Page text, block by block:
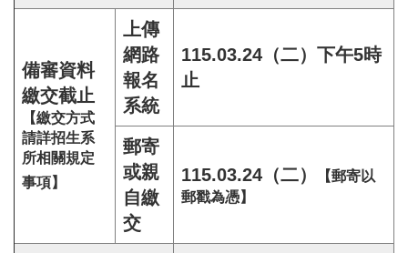
備審資料
繳交截止
【繳交方式
請詳招生系
所相關規定
事項】
上傳
網路
報名
系統
115.03.24（二）下午5時
止
郵寄
或親
自繳
交
115.03.24（二）
【郵寄以
郵戳為憑】